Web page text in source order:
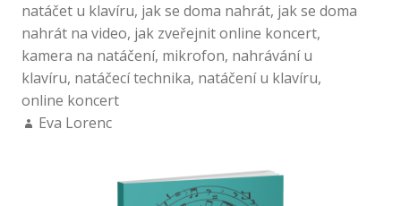
natáčet u klavíru, jak se doma nahrát, jak se doma
nahrát na video, jak zveřejnit online koncert,
kamera na natáčení, mikrofon, nahrávání u
klavíru, natáčecí technika, natáčení u klavíru,
online koncert
Eva Lorenc